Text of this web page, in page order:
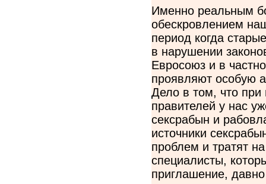
Именно реальным
обескровлением
период когда
в нарушении
Евросоюз и в
проявляют особую
Дело в том, что
правителей у нас
сексрабын и
источники
проблем и тратят
специалисты,
приглашение,